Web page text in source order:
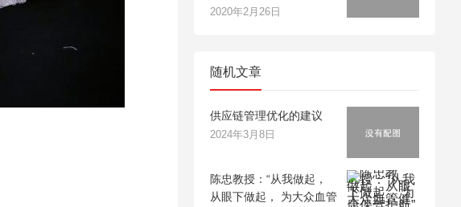
2020年2月26日
随机文章
供应链管理优化的建议
2024年3月8日
陈忠教授：“从我做起，
从眼下做起， 为大众血管